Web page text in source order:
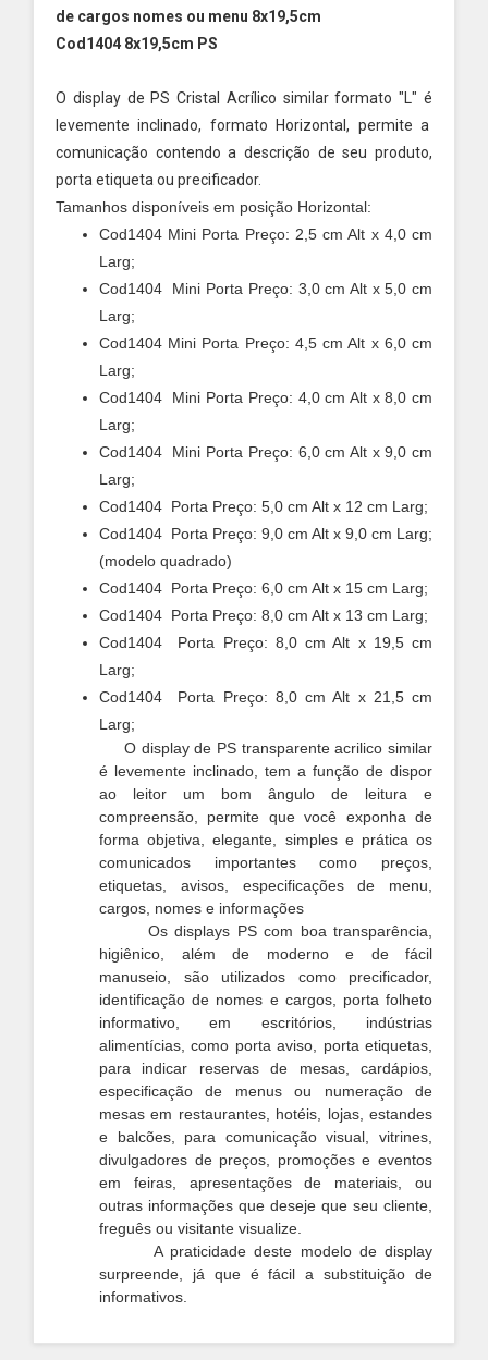
de cargos nomes ou menu 8x19,5cm
Cod1404 8x19,5cm PS
O display de PS Cristal Acrílico similar formato "L" é
levemente inclinado, formato Horizontal, permite a
comunicação contendo a descrição de seu produto,
porta etiqueta ou precificador.
Tamanhos disponíveis em posição Horizontal:
Cod1404 Mini Porta Preço: 2,5 cm Alt x 4,0 cm
Larg;
Cod1404 Mini Porta Preço: 3,0 cm Alt x 5,0 cm
Larg;
Cod1404 Mini Porta Preço: 4,5 cm Alt x 6,0 cm
Larg;
Cod1404 Mini Porta Preço: 4,0 cm Alt x 8,0 cm
Larg;
Cod1404 Mini Porta Preço: 6,0 cm Alt x 9,0 cm
Larg;
Cod1404 Porta Preço: 5,0 cm Alt x 12 cm Larg;
Cod1404 Porta Preço: 9,0 cm Alt x 9,0 cm Larg;
(modelo quadrado)
Cod1404 Porta Preço: 6,0 cm Alt x 15 cm Larg;
Cod1404 Porta Preço: 8,0 cm Alt x 13 cm Larg;
Cod1404 Porta Preço: 8,0 cm Alt x 19,5 cm
Larg;
Cod1404 Porta Preço: 8,0 cm Alt x 21,5 cm
Larg;
O display de PS transparente acrilico similar
é levemente inclinado, tem a função de dispor
ao leitor um bom ângulo de leitura e
compreensão, permite que você exponha de
forma objetiva, elegante, simples e prática os
comunicados importantes
como preços,
etiquetas, avisos,
especificações de menu,
cargos, nomes e informações
Os displays PS com boa transparência,
higiênico, além de moderno e de fácil
manuseio, são utilizados como precificador,
identificação de nomes e cargos, porta folheto
informativo, em escritórios, indústrias
alimentícias, como porta aviso, porta etiquetas,
para indicar reservas de mesas, cardápios,
especificação de menus ou numeração de
mesas em restaurantes, hotéis, lojas, estandes
e balcões, para comunicação visual, vitrines,
divulgadores de preços, promoções e eventos
em feiras, apresentações de materiais, ou
outras informações que deseje que seu cliente,
freguês ou visitante visualize.
A praticidade deste modelo de display
surpreende, já que é fácil a substituição de
informativos.